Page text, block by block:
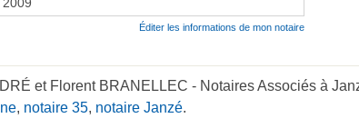
Éditer les informations de mon notaire
et Florent BRANELLEC - Notaires Associés à
, notaire 35, notaire Janzé.